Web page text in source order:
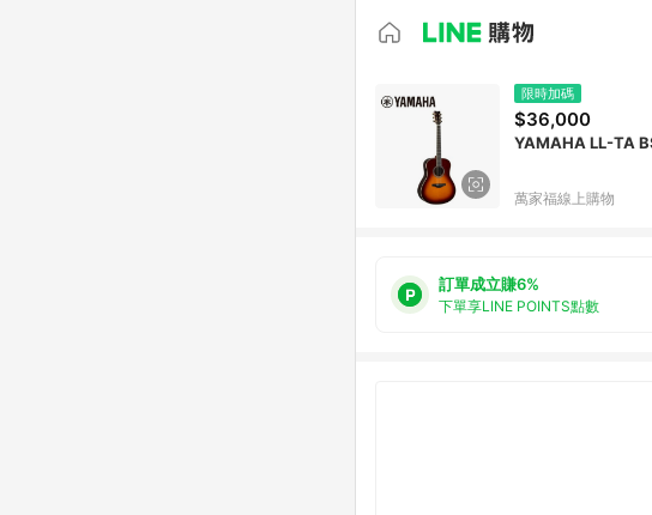
限時加碼
$36,000
YAMAHA LL-TA
萬家福線上購物
訂單成立賺6%
下單享LINE POINTS點數